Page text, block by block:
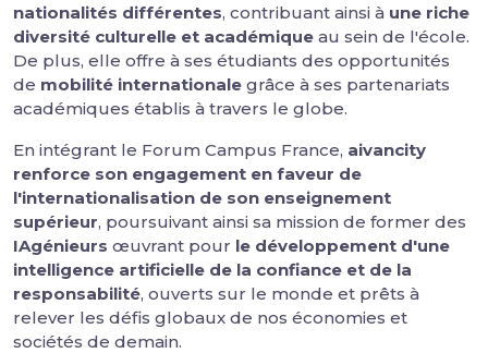
nationalités différentes, contribuant ainsi à une riche
diversité culturelle et académique au sein de l'école.
De plus, elle offre à ses étudiants des opportunités
de mobilité internationale grâce à ses partenariats
académiques établis à travers le globe.
En intégrant le Forum Campus France, aivancity
renforce son engagement en faveur de
l'internationalisation de son enseignement
supérieur, poursuivant ainsi sa mission de former des
IAgénieurs œuvrant pour le développement d'une
intelligence artificielle de la confiance et de la
responsabilité, ouverts sur le monde et prêts à
relever les défis globaux de nos économies et
sociétés de demain.